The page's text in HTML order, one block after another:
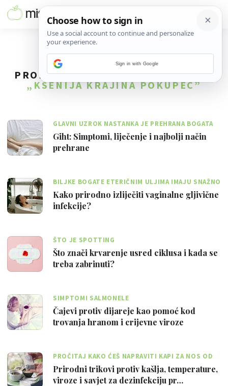
PRONAĐENO22REZULTATA ZA TAG
„KSENIJA KRAJINA POKUPEC”
GLAVNI UZROK NASTANKA JE PREHRANA BOGATA
PROTEINIMA
Giht: Simptomi, liječenje i najbolji način
prehrane
BILJKE BOGATE ETERIČNIM ULJIMA IMAJU SNAŽNO
PROTUGLJIVIČNO DJELOVANJE
Kako prirodno izliječiti vaginalne gljivične
infekcije?
ŠTO JE SPOTTING
Što znači krvarenje usred ciklusa i kada se
treba zabrinuti?
SIMPTOMI SALMONELE
Čajevi protiv dijareje kao pomoć kod
trovanja hranom i crijevne viroze
PROČITAJ KAKO ĆEŠ NAPRAVITI KAPI ZA NOS OD
BADEMOVOG, NEVENOVOG ULJA TE MENTE
Prirodni trikovi protiv kašlja, temperature,
viroze i savjet za dezinfekciju pr…
Sign in with Google